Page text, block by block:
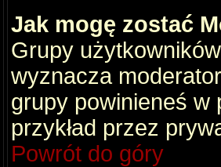
Jak mogę zostać
Grupy
wyznacza
grupy powinieneś w
przykład przez
Powrót do góry